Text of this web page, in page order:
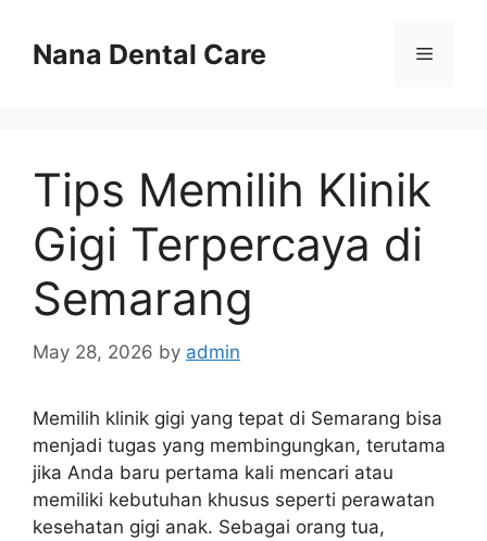
contentNana Dental Care Menu
Tips Memilih Klinik
Gigi Terpercaya di
Semarang
May 28, 2026 by admin
Memilih klinik gigi yang tepat di Semarang bisa
menjadi tugas yang membingungkan, terutama
jika Anda baru pertama kali mencari atau
memiliki kebutuhan khusus seperti perawatan
kesehatan gigi anak. Sebagai orang tua,